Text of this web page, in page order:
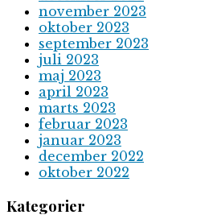
november 2023
oktober 2023
september 2023
juli 2023
maj 2023
april 2023
marts 2023
februar 2023
januar 2023
december 2022
oktober 2022
Kategorier